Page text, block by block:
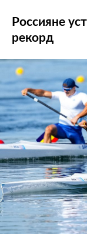
Россияне
рекорд